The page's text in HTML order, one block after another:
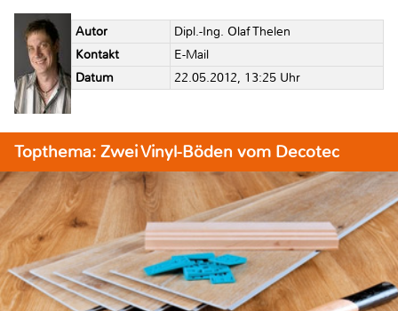
Autor
Dipl.-Ing. Olaf Thelen
Kontakt
E-Mail
Datum
22.05.2012, 13:25 Uhr
Topthema: Zwei Vinyl-Böden vom Decotec